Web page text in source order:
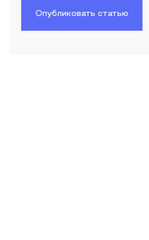
Опубликовать статью